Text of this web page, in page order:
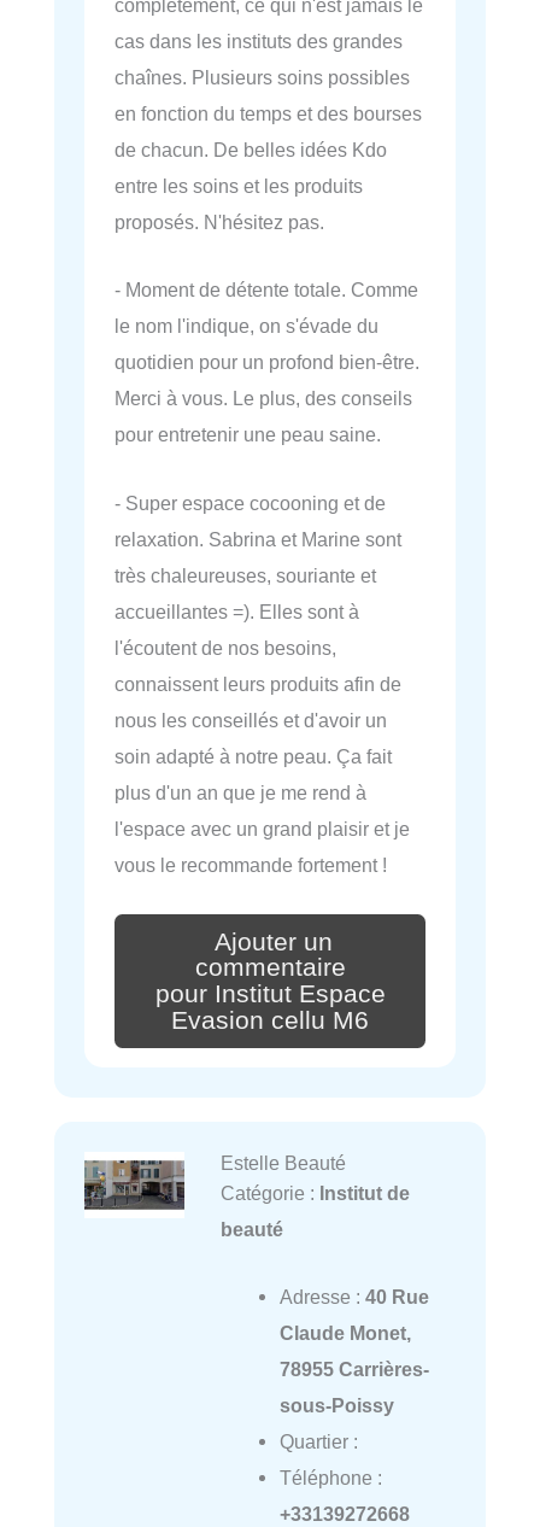
complètement, ce qui n'est jamais le
cas dans les instituts des grandes
chaînes. Plusieurs soins possibles
en fonction du temps et des bourses
de chacun. De belles idées Kdo
entre les soins et les produits
proposés. N'hésitez pas.
- Moment de détente totale. Comme
le nom l'indique, on s'évade du
quotidien pour un profond bien-être.
Merci à vous. Le plus, des conseils
pour entretenir une peau saine.
- Super espace cocooning et de
relaxation. Sabrina et Marine sont
très chaleureuses, souriante et
accueillantes =). Elles sont à
l'écoutent de nos besoins,
connaissent leurs produits afin de
nous les conseillés et d'avoir un
soin adapté à notre peau. Ça fait
plus d'un an que je me rend à
l'espace avec un grand plaisir et je
vous le recommande fortement !
Ajouter un
commentaire
pour Institut Espace
Evasion cellu M6
Estelle Beauté
Catégorie : Institut de
beauté
Adresse : 40 Rue
Claude Monet,
78955 Carrières-
sous-Poissy
Quartier :
Téléphone :
+33139272668